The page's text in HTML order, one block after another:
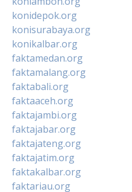
konidepok.org
konisurabaya.org
konikalbar.org
faktamedan.org
faktamalang.org
faktabali.org
faktaaceh.org
faktajambi.org
faktajabar.org
faktajateng.org
faktajatim.org
faktakalbar.org
faktariau.org